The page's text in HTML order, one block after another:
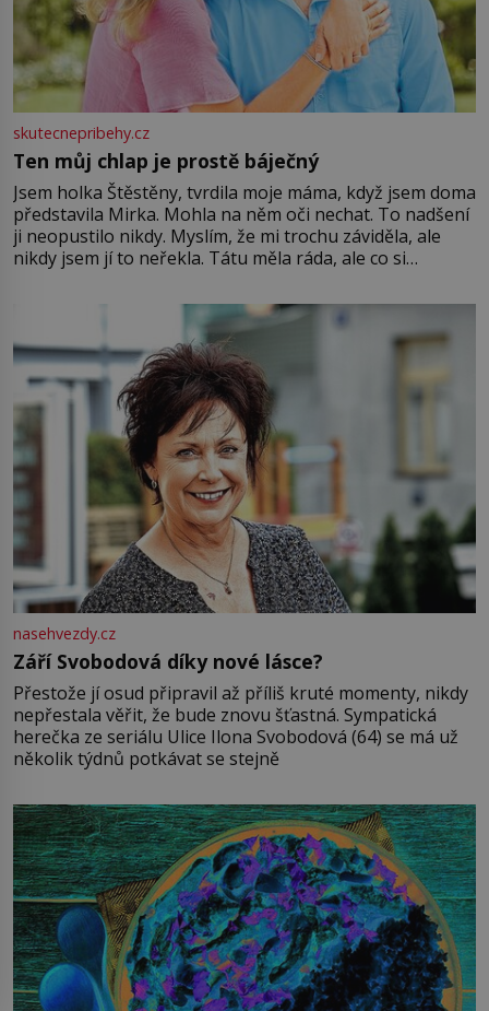
skutecnepribehy.cz
Ten můj chlap je prostě báječný
Jsem holka Štěstěny, tvrdila moje máma, když jsem doma
představila Mirka. Mohla na něm oči nechat. To nadšení
ji neopustilo nikdy. Myslím, že mi trochu záviděla, ale
nikdy jsem jí to neřekla. Tátu měla ráda, ale co si
Jsme spolu moc rádi Tehdy byla jiná doba, když
nasehvezdy.cz
Září Svobodová díky nové lásce?
Přestože jí osud připravil až příliš kruté momenty, nikdy
nepřestala věřit, že bude znovu šťastná. Sympatická
herečka ze seriálu Ulice Ilona Svobodová (64) se má už
několik týdnů potkávat se stejně